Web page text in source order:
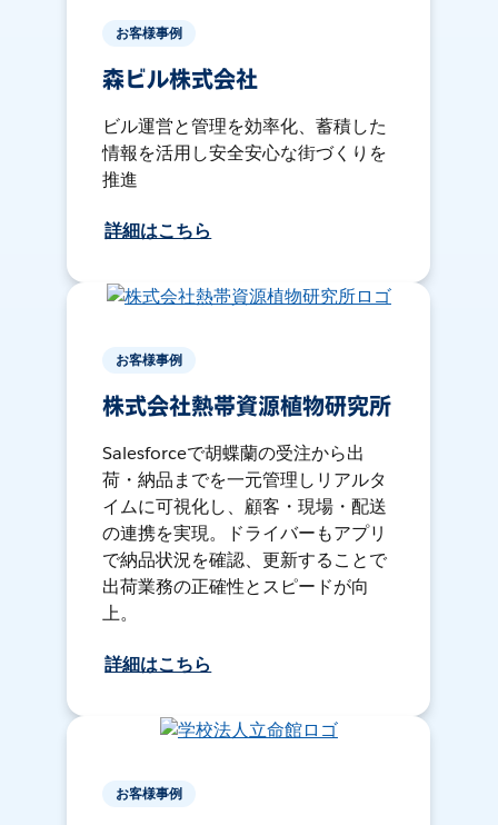
お客様事例
森ビル株式会社
ビル運営と管理を効率化、蓄積した
情報を活用し安全安心な街づくりを
推進
詳細はこちら
お客様事例
株式会社熱帯資源植物研究所
Salesforceで胡蝶蘭の受注から出
荷・納品までを一元管理しリアルタ
イムに可視化し、顧客・現場・配送
の連携を実現。ドライバーもアプリ
で納品状況を確認、更新することで
出荷業務の正確性とスピードが向
上。
詳細はこちら
お客様事例